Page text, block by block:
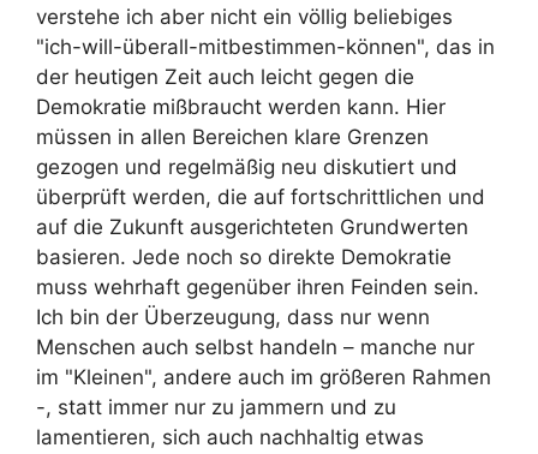
verstehe ich aber nicht ein völlig beliebiges
"ich-will-überall-mitbestimmen-können", das in
der heutigen Zeit auch leicht gegen die
Demokratie mißbraucht werden kann. Hier
müssen in allen Bereichen klare Grenzen
gezogen und regelmäßig neu diskutiert und
überprüft werden, die auf fortschrittlichen und
auf die Zukunft ausgerichteten Grundwerten
basieren. Jede noch so direkte Demokratie
muss wehrhaft gegenüber ihren Feinden sein.
Ich bin der Überzeugung, dass nur wenn
Menschen auch selbst handeln – manche nur
im "Kleinen", andere auch im größeren Rahmen
-, statt immer nur zu jammern und zu
lamentieren, sich auch nachhaltig etwas